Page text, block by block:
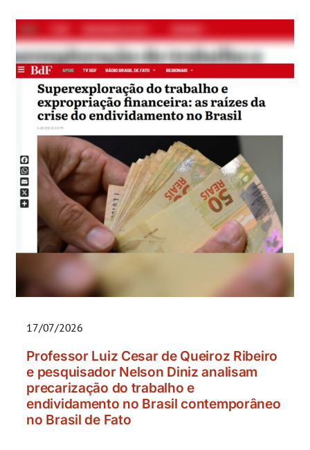
17/07/2026
Professor Luiz Cesar de Queiroz Ribeiro
e pesquisador Nelson Diniz analisam
precarização do trabalho e
endividamento no Brasil contemporâneo
no Brasil de Fato